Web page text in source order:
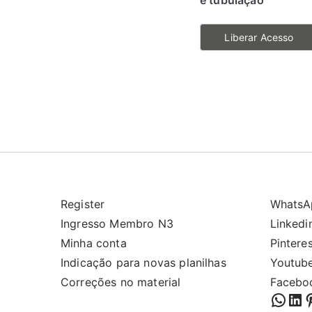
Liberar Acesso
Register
Ingresso Membro N3
Minha conta
Indicação para novas planilhas
Correções no material